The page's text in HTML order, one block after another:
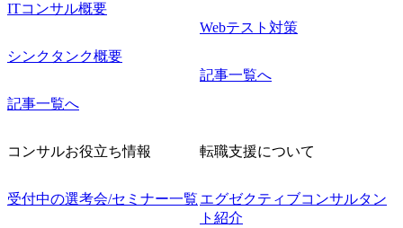
ITコンサル概要
シンクタンク概要
記事一覧へ
Webテスト対策
記事一覧へ
コンサルお役立ち情報
受付中の選考会/セミナー一覧
転職支援について
エグゼクティブコンサルタン
ト紹介